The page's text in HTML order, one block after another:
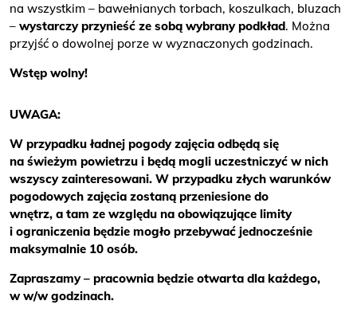
na wszystkim – bawełnianych torbach, koszulkach, bluzach
– wystarczy przynieść ze sobą wybrany podkład. Można
przyjść o dowolnej porze w wyznaczonych godzinach.
Wstęp wolny!
UWAGA:
W przypadku ładnej pogody zajęcia odbędą się
na świeżym powietrzu i będą mogli uczestniczyć w nich
wszyscy zainteresowani. W przypadku złych warunków
pogodowych zajęcia zostaną przeniesione do
wnętrz, a tam ze względu na obowiązujące limity
i ograniczenia będzie mogło przebywać jednocześnie
maksymalnie 10 osób.
Zapraszamy – pracownia będzie otwarta dla każdego,
w w/w godzinach.